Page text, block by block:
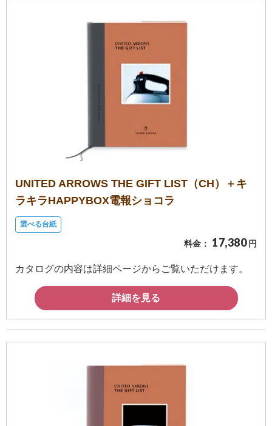
UNITED ARROWS THE GIFT LIST（CH）＋キ
ラキラHAPPYBOX電報ショコラ
選べる台紙
料金： 17,380 円
カタログの内容は詳細ページからご覧いただけます。
詳細を見る